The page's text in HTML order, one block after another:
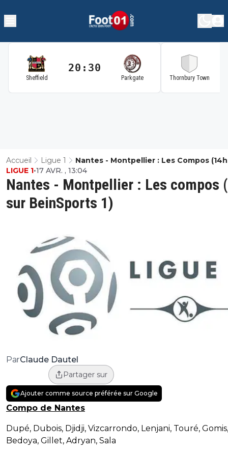
Sheffield
20:30
Parkgate Thornbury Town
Accueil Ligue 1
Nantes - Montpellier : Les Compos
BeinSports 1)
Nantes - Montpellier : Les compos
sur BeinSports 1)
LIGUE 1•17 AVR. , 13:04
ParClaude Dautel
Partager sur
Ajouter comme source préférée sur Google
Compo de Nantes
Dupé, Dubois, Djidji, Vizcarrondo, Lenjani, Touré, Gomis,
Bedoya, Gillet, Adryan, Sala